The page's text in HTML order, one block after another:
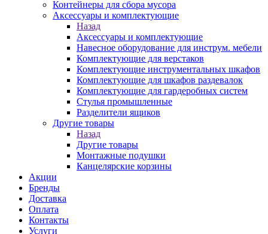
Контейнеры для сбора мусора
Аксессуары и комплектующие
Назад
Аксессуары и комплектующие
Навесное оборудование для инструм. мебели
Комплектующие для верстаков
Комплектующие инструментальных шкафов
Комплектующие для шкафов раздевалок
Комплектующие для гардеробных систем
Стулья промышленные
Разделители ящиков
Другие товары
Назад
Другие товары
Монтажные подушки
Канцелярские корзины
Акции
Бренды
Доставка
Оплата
Контакты
Услуги